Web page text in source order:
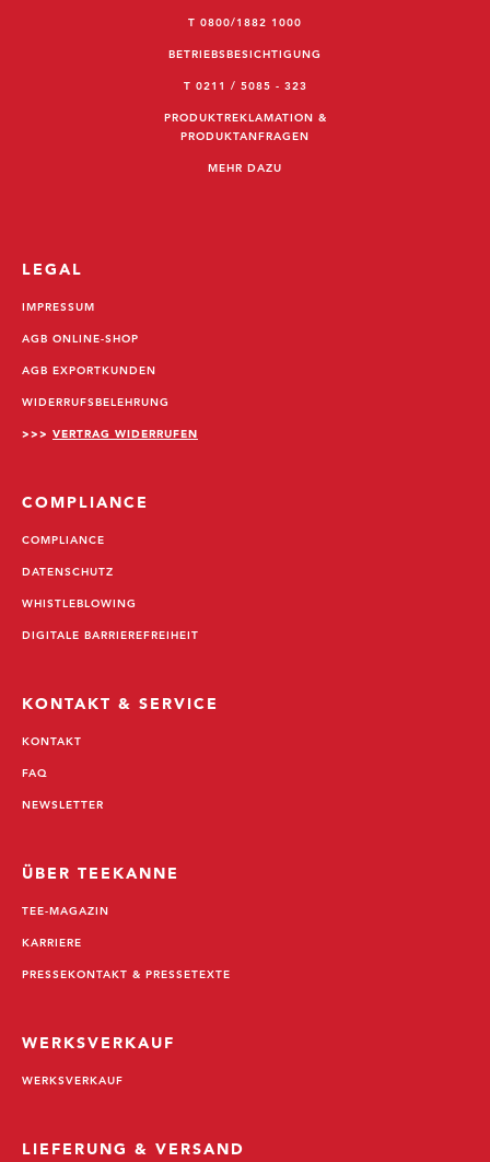
T 0800/1882 1000
BETRIEBSBESICHTIGUNG
T 0211 / 5085 - 323
PRODUKTREKLAMATION &
PRODUKTANFRAGEN
MEHR DAZU
LEGAL
IMPRESSUM
AGB ONLINE-SHOP
AGB EXPORTKUNDEN
WIDERRUFSBELEHRUNG
>>> VERTRAG WIDERRUFEN
COMPLIANCE
COMPLIANCE
DATENSCHUTZ
WHISTLEBLOWING
DIGITALE BARRIEREFREIHEIT
KONTAKT & SERVICE
KONTAKT
FAQ
NEWSLETTER
ÜBER TEEKANNE
TEE-MAGAZIN
KARRIERE
PRESSEKONTAKT & PRESSETEXTE
WERKSVERKAUF
WERKSVERKAUF
LIEFERUNG & VERSAND